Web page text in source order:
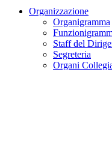
Organizzazione
Organigramma
Staff del
Segreteria
Organi